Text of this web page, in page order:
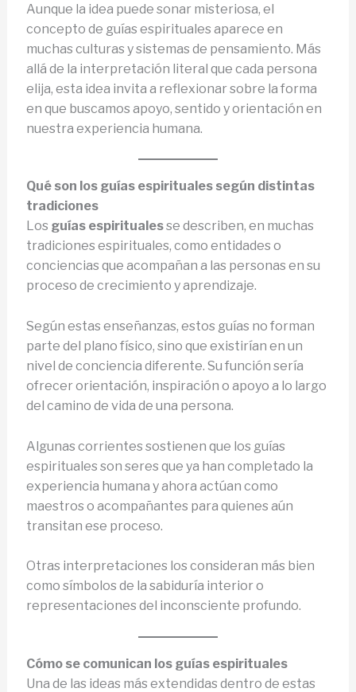
Aunque la idea puede sonar misteriosa, el
concepto de guías espirituales aparece en
muchas culturas y sistemas de pensamiento. Más
allá de la interpretación literal que cada persona
elija, esta idea invita a reflexionar sobre la forma
en que buscamos apoyo, sentido y orientación en
nuestra experiencia humana.
Qué son los guías espirituales según distintas
tradiciones
Los guías espiritualesse describen, en muchas
tradiciones espirituales, como entidades o
conciencias que acompañan a las personas en su
proceso de crecimiento y aprendizaje.
Según estas enseñanzas, estos guías no forman
parte del plano físico, sino que existirían en un
nivel de conciencia diferente. Su función sería
ofrecer orientación, inspiración o apoyo a lo largo
del camino de vida de una persona.
Algunas corrientes sostienen que los guías
espirituales son seres que ya han completado la
experiencia humana y ahora actúan como
maestros o acompañantes para quienes aún
transitan ese proceso.
Otras interpretaciones los consideran más bien
como símbolos de la sabiduría interior o
representaciones del inconsciente profundo.
Cómo se comunican los guías espirituales
Una de las ideas más extendidas dentro de estas